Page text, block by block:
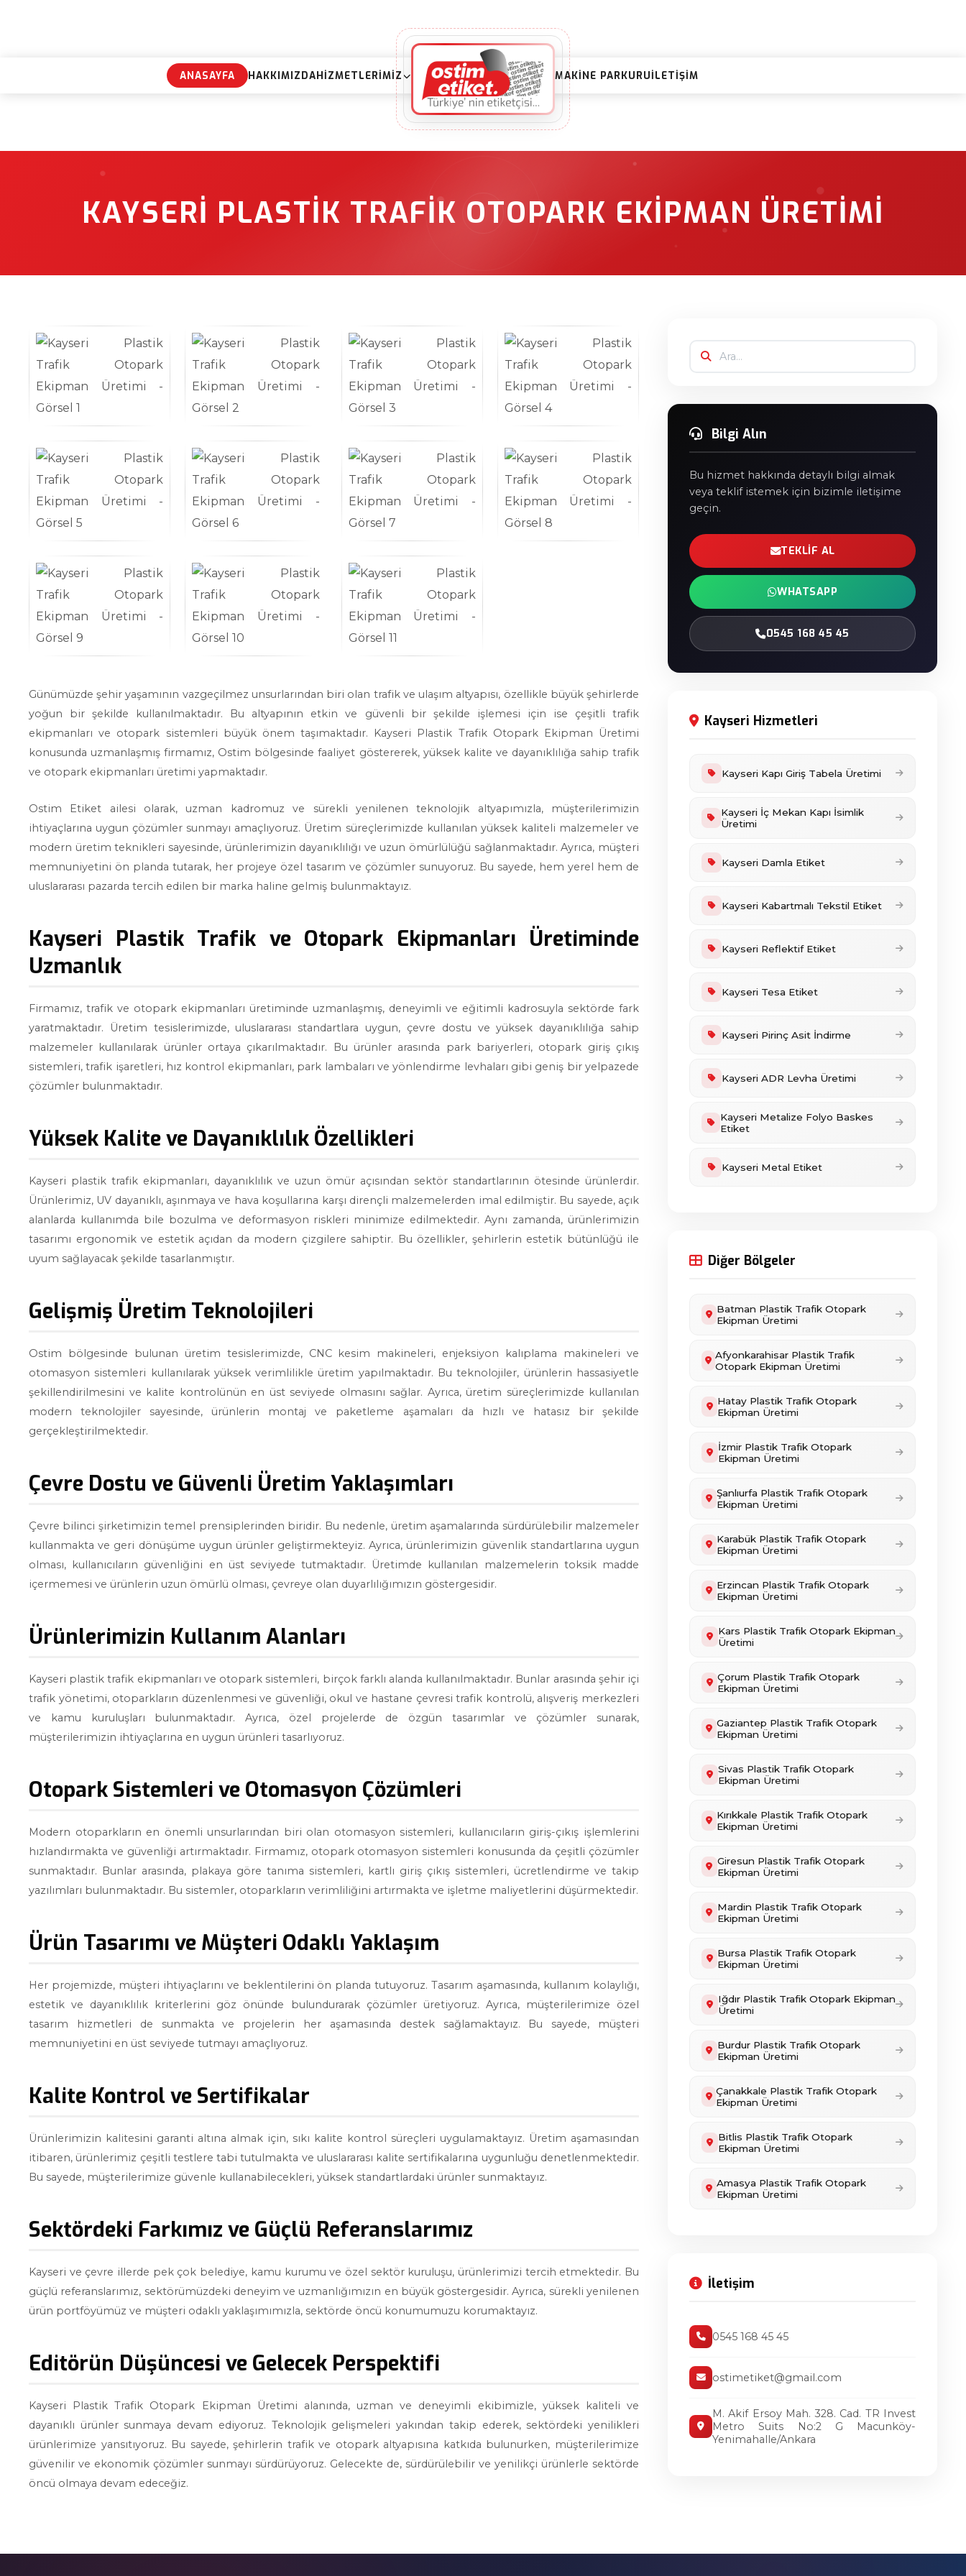
ANASAYFA HAKKIMIZDAHIZMETLERIMIZ MAKINE PARKURUİLETIŞIM
KAYSERI PLASTIK TRAFIK OTOPARK EKIPMAN ÜRETIMI
Günümüzde şehir yaşamının vazgeçilmez unsurlarından biri olan trafik ve ulaşım altyapısı, özellikle büyük şehirlerde
yoğun bir şekilde kullanılmaktadır. Bu altyapının etkin ve güvenli bir şekilde işlemesi için ise çeşitli trafik
ekipmanları ve otopark sistemleri büyük önem taşımaktadır. Kayseri Plastik Trafik Otopark Ekipman Üretimi
konusunda uzmanlaşmış firmamız, Ostim bölgesinde faaliyet göstererek, yüksek kalite ve dayanıklılığa sahip trafik
ve otopark ekipmanları üretimi yapmaktadır.
Ostim Etiket ailesi olarak, uzman kadromuz ve sürekli yenilenen teknolojik altyapımızla, müşterilerimizin
ihtiyaçlarına uygun çözümler sunmayı amaçlıyoruz. Üretim süreçlerimizde kullanılan yüksek kaliteli malzemeler ve
modern üretim teknikleri sayesinde, ürünlerimizin dayanıklılığı ve uzun ömürlülüğü sağlanmaktadır. Ayrıca, müşteri
memnuniyetini ön planda tutarak, her projeye özel tasarım ve çözümler sunuyoruz. Bu sayede, hem yerel hem de
uluslararası pazarda tercih edilen bir marka haline gelmiş bulunmaktayız.
Kayseri Plastik Trafik ve Otopark Ekipmanları Üretiminde
Uzmanlık
Firmamız, trafik ve otopark ekipmanları üretiminde uzmanlaşmış, deneyimli ve eğitimli kadrosuyla sektörde fark
yaratmaktadır. Üretim tesislerimizde, uluslararası standartlara uygun, çevre dostu ve yüksek dayanıklılığa sahip
malzemeler kullanılarak ürünler ortaya çıkarılmaktadır. Bu ürünler arasında park bariyerleri, otopark giriş çıkış
sistemleri, trafik işaretleri, hız kontrol ekipmanları, park lambaları ve yönlendirme levhaları gibi geniş bir yelpazede
çözümler bulunmaktadır.
Yüksek Kalite ve Dayanıklılık Özellikleri
Kayseri plastik trafik ekipmanları, dayanıklılık ve uzun ömür açısından sektör standartlarının ötesinde ürünlerdir.
Ürünlerimiz, UV dayanıklı, aşınmaya ve hava koşullarına karşı dirençli malzemelerden imal edilmiştir. Bu sayede, açık
alanlarda kullanımda bile bozulma ve deformasyon riskleri minimize edilmektedir. Aynı zamanda, ürünlerimizin
tasarımı ergonomik ve estetik açıdan da modern çizgilere sahiptir. Bu özellikler, şehirlerin estetik bütünlüğü ile
uyum sağlayacak şekilde tasarlanmıştır.
Gelişmiş Üretim Teknolojileri
Ostim bölgesinde bulunan üretim tesislerimizde, CNC kesim makineleri, enjeksiyon kalıplama makineleri ve
otomasyon sistemleri kullanılarak yüksek verimlilikle üretim yapılmaktadır. Bu teknolojiler, ürünlerin hassasiyetle
şekillendirilmesini ve kalite kontrolünün en üst seviyede olmasını sağlar. Ayrıca, üretim süreçlerimizde kullanılan
modern teknolojiler sayesinde, ürünlerin montaj ve paketleme aşamaları da hızlı ve hatasız bir şekilde
gerçekleştirilmektedir.
Çevre Dostu ve Güvenli Üretim Yaklaşımları
Çevre bilinci şirketimizin temel prensiplerinden biridir. Bu nedenle, üretim aşamalarında sürdürülebilir malzemeler
kullanmakta ve geri dönüşüme uygun ürünler geliştirmekteyiz. Ayrıca, ürünlerimizin güvenlik standartlarına uygun
olması, kullanıcıların güvenliğini en üst seviyede tutmaktadır. Üretimde kullanılan malzemelerin toksik madde
içermemesi ve ürünlerin uzun ömürlü olması, çevreye olan duyarlılığımızın göstergesidir.
Ürünlerimizin Kullanım Alanları
Kayseri plastik trafik ekipmanları ve otopark sistemleri, birçok farklı alanda kullanılmaktadır. Bunlar arasında şehir içi
trafik yönetimi, otoparkların düzenlenmesi ve güvenliği, okul ve hastane çevresi trafik kontrolü, alışveriş merkezleri
ve kamu kuruluşları bulunmaktadır. Ayrıca, özel projelerde de özgün tasarımlar ve çözümler sunarak,
müşterilerimizin ihtiyaçlarına en uygun ürünleri tasarlıyoruz.
Otopark Sistemleri ve Otomasyon Çözümleri
Modern otoparkların en önemli unsurlarından biri olan otomasyon sistemleri, kullanıcıların giriş-çıkış işlemlerini
hızlandırmakta ve güvenliği artırmaktadır. Firmamız, otopark otomasyon sistemleri konusunda da çeşitli çözümler
sunmaktadır. Bunlar arasında, plakaya göre tanıma sistemleri, kartlı giriş çıkış sistemleri, ücretlendirme ve takip
yazılımları bulunmaktadır. Bu sistemler, otoparkların verimliliğini artırmakta ve işletme maliyetlerini düşürmektedir.
Ürün Tasarımı ve Müşteri Odaklı Yaklaşım
Her projemizde, müşteri ihtiyaçlarını ve beklentilerini ön planda tutuyoruz. Tasarım aşamasında, kullanım kolaylığı,
estetik ve dayanıklılık kriterlerini göz önünde bulundurarak çözümler üretiyoruz. Ayrıca, müşterilerimize özel
tasarım hizmetleri de sunmakta ve projelerin her aşamasında destek sağlamaktayız. Bu sayede, müşteri
memnuniyetini en üst seviyede tutmayı amaçlıyoruz.
Kalite Kontrol ve Sertifikalar
Ürünlerimizin kalitesini garanti altına almak için, sıkı kalite kontrol süreçleri uygulamaktayız. Üretim aşamasından
itibaren, ürünlerimiz çeşitli testlere tabi tutulmakta ve uluslararası kalite sertifikalarına uygunluğu denetlenmektedir.
Bu sayede, müşterilerimize güvenle kullanabilecekleri, yüksek standartlardaki ürünler sunmaktayız.
Sektördeki Farkımız ve Güçlü Referanslarımız
Kayseri ve çevre illerde pek çok belediye, kamu kurumu ve özel sektör kuruluşu, ürünlerimizi tercih etmektedir. Bu
güçlü referanslarımız, sektörümüzdeki deneyim ve uzmanlığımızın en büyük göstergesidir. Ayrıca, sürekli yenilenen
ürün portföyümüz ve müşteri odaklı yaklaşımımızla, sektörde öncü konumumuzu korumaktayız.
Editörün Düşüncesi ve Gelecek Perspektifi
Kayseri Plastik Trafik Otopark Ekipman Üretimi alanında, uzman ve deneyimli ekibimizle, yüksek kaliteli ve
dayanıklı ürünler sunmaya devam ediyoruz. Teknolojik gelişmeleri yakından takip ederek, sektördeki yenilikleri
ürünlerimize yansıtıyoruz. Bu sayede, şehirlerin trafik ve otopark altyapısına katkıda bulunurken, müşterilerimize
güvenilir ve ekonomik çözümler sunmayı sürdürüyoruz. Gelecekte de, sürdürülebilir ve yenilikçi ürünlerle sektörde
öncü olmaya devam edeceğiz.
Bilgi Alın
Bu hizmet hakkında detaylı bilgi almak
veya teklif istemek için bizimle iletişime
geçin.
TEKLIF AL
WHATSAPP
0545 168 45 45
Kayseri Hizmetleri
Kayseri Kapı Giriş Tabela Üretimi
Kayseri İç Mekan Kapı İsimlik
Üretimi
Kayseri Damla Etiket
Kayseri Kabartmalı Tekstil Etiket
Kayseri Reflektif Etiket
Kayseri Tesa Etiket
Kayseri Pirinç Asit İndirme
Kayseri ADR Levha Üretimi
Kayseri Metalize Folyo Baskes
Etiket
Kayseri Metal Etiket
Diğer Bölgeler
Batman Plastik Trafik Otopark
Ekipman Üretimi
Afyonkarahisar Plastik Trafik
Otopark Ekipman Üretimi
Hatay Plastik Trafik Otopark
Ekipman Üretimi
İzmir Plastik Trafik Otopark
Ekipman Üretimi
Şanlıurfa Plastik Trafik Otopark
Ekipman Üretimi
Karabük Plastik Trafik Otopark
Ekipman Üretimi
Erzincan Plastik Trafik Otopark
Ekipman Üretimi
Kars Plastik Trafik Otopark Ekipman
Üretimi
Çorum Plastik Trafik Otopark
Ekipman Üretimi
Gaziantep Plastik Trafik Otopark
Ekipman Üretimi
Sivas Plastik Trafik Otopark
Ekipman Üretimi
Kırıkkale Plastik Trafik Otopark
Ekipman Üretimi
Giresun Plastik Trafik Otopark
Ekipman Üretimi
Mardin Plastik Trafik Otopark
Ekipman Üretimi
Bursa Plastik Trafik Otopark
Ekipman Üretimi
Iğdır Plastik Trafik Otopark Ekipman
Üretimi
Burdur Plastik Trafik Otopark
Ekipman Üretimi
Çanakkale Plastik Trafik Otopark
Ekipman Üretimi
Bitlis Plastik Trafik Otopark
Ekipman Üretimi
Amasya Plastik Trafik Otopark
Ekipman Üretimi
İletişim
0545 168 45 45
ostimetiket@gmail.com
M. Akif Ersoy Mah. 328. Cad. TR Invest
Metro Suits No:2 G Macunköy-
Yenimahalle/Ankara